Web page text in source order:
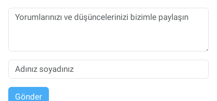
Gönder